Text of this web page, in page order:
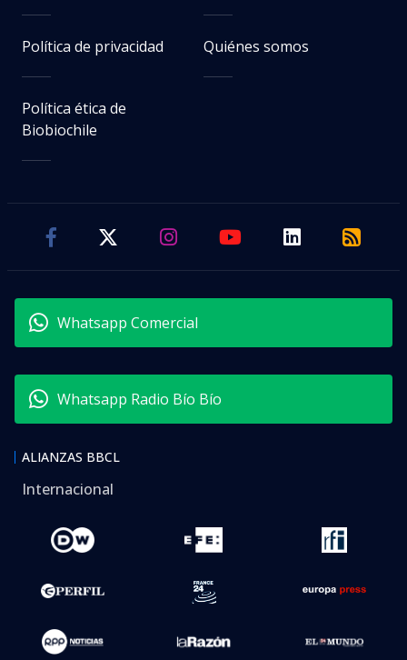
Política de privacidad Quiénes somos
Política ética de
Biobiochile
Whatsapp Comercial
Whatsapp Radio Bío Bío
ALIANZAS BBCL
Internacional